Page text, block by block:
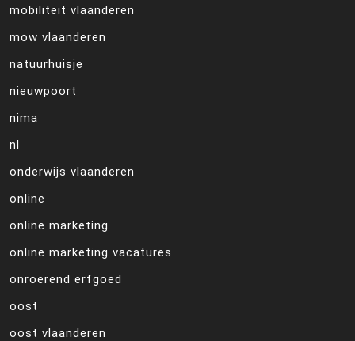
mobiliteit vlaanderen
mow vlaanderen
natuurhuisje
nieuwpoort
nima
nl
onderwijs vlaanderen
online
online marketing
online marketing vacatures
onroerend erfgoed
oost
oost vlaanderen